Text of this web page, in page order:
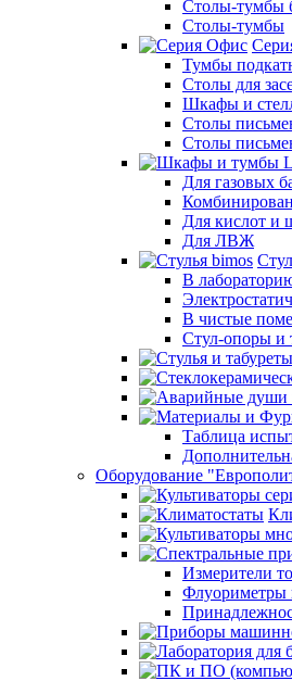
Столы-тумбы
Столы-тумбы
Тумбы
Столы для
Шкафы и
Столы
Столы
Для газовых
Для кислот и
Для ЛВЖ
В
В чистые
Стул-опоры и
Таблица
Оборудование
Измерители